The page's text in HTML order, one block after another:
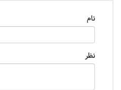
نام
نظر